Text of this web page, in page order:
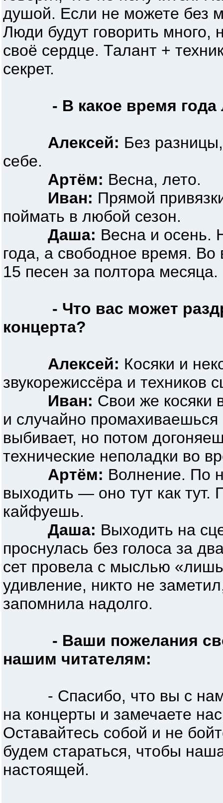
душой. Если не можете без
Люди будут говорить много,
своё сердце. Талант +
секрет.
- В какое время
Алексей: Без
себе.
Артём: Весна, лето.
Иван: Прямой
поймать в любой сезон.
Даша: Весна и осень.
года, а свободное время.
15 песен за полтора месяца.
- Что вас может
концерта?
Алексей: Косяки и
звукорежиссёра и техников
Иван: Свои же косяки
и случайно
выбивает, но потом
технические неполадки во
Артём: Волнение. По
выходить — оно тут как тут.
кайфуешь.
Даша: Выходить на
проснулась без голоса за
сет провела с мыслью
удивление, никто не
запомнила надолго.
- Ваши пожелания
нашим читателям:
- Спасибо, что вы с
на концерты и замечаете
Оставайтесь собой и не
будем стараться, чтобы
настоящей.